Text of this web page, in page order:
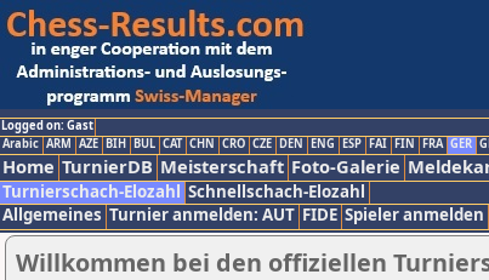
Logged on: Gast
Arabic ARM AZE BIH BUL CAT CHN CRO CZE DEN ENG ESP FAI FIN FRA GER
Home TurnierDB Meisterschaft Foto-Galerie
Turnierschach-Elozahl Schnellschach-Elozahl
Allgemeines Turnier anmelden: AUT FIDE Spieler anmelden
Willkommen bei den offiziellen